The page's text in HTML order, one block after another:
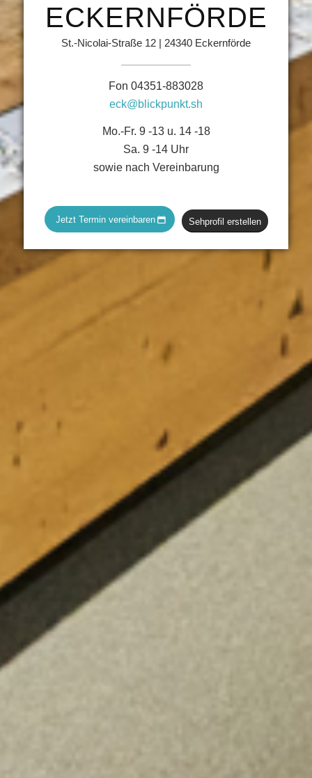
ECKERNFÖRDE
St.-Nicolai-Straße 12 | 24340 Eckernförde
Fon 04351-883028
eck@blickpunkt.sh
Mo.-Fr. 9 -13 u. 14 -18
Sa. 9 -14 Uhr
sowie nach Vereinbarung
Jetzt Termin vereinbaren Sehprofil erstellen